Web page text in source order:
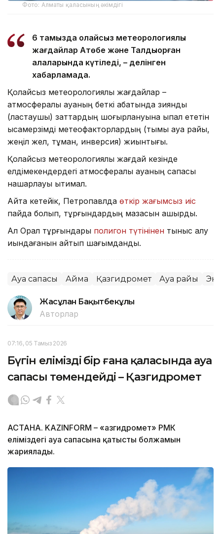
Фото: Алматы қаласының әкімдігі
6 тамызда қолайсыз метеорологиялық
жағдайлар Ақтөбе және Талдықорған
қалаларында күтіледі, – делінген
хабарламада.
Қолайсыз метеорологиялық жағдайлар –
атмосфералық ауаның беткі қабатында зиянды
(ластаушы) заттардың шоғырлануына ықпал ететін
қысқамерзімді метеофакторлардың (тымық ауа райы,
жеңіл жел, тұман, инверсия) жиынтығы.
Қолайсыз метеорологиялық жағдай кезінде
елдімекендердегі атмосфералық ауаның сапасы
нашарлауы ықтимал.
Айта кетейік, Петропавлда өткір жағымсыз иіс
пайда болып, тұрғындардың мазасын қашырды.
Ал Орал тұрғындары полигон түтінінен тыныс алу
қиындағанын айтып шағымданды.
Ауа сапасы Аймақ Қазгидромет Ауа райы
Жасұлан Бақытбекұлы
Авторлар
07:16, 05 Тамыз 2026
Бүгін еліміздің бір ғана қаласында ауа
сапасы төмендейді – Қазгидромет
АСТАНА. KAZINFORM – «Қазгидромет» РМК
еліміздегі ауа сапасына қатысты болжамын
жариялады.